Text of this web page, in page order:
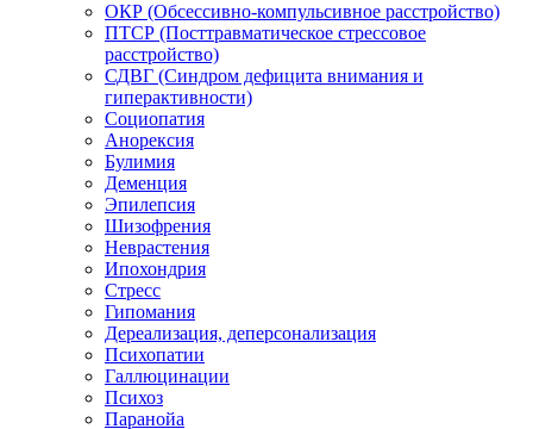
ОКР (Обсессивно-компульсивное расстройство)
ПТСР (Посттравматическое стрессовое
расстройство)
СДВГ (Синдром дефицита внимания и
гиперактивности)
Социопатия
Анорексия
Булимия
Деменция
Эпилепсия
Шизофрения
Неврастения
Ипохондрия
Стресс
Гипомания
Дереализация, деперсонализация
Психопатии
Галлюцинации
Психоз
Паранойа